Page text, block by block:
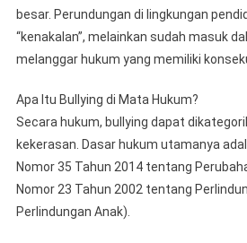
besar. Perundungan di lingkungan
“kenakalan”, melainkan sudah masuk
melanggar hukum yang memiliki
​Apa Itu Bullying di Mata Hukum?
​Secara hukum, bullying dapat
kekerasan. Dasar hukum utamanya
Nomor 35 Tahun 2014 tentang
Nomor 23 Tahun 2002 tentang
Perlindungan Anak).